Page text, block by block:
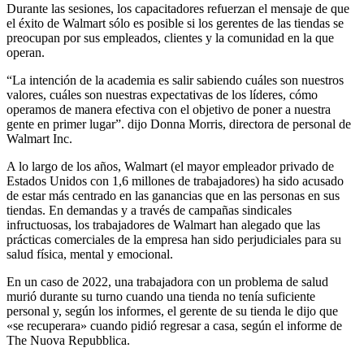
Durante las sesiones, los capacitadores refuerzan el mensaje de que
el éxito de Walmart sólo es posible si los gerentes de las tiendas se
preocupan por sus empleados, clientes y la comunidad en la que
operan.
“La intención de la academia es salir sabiendo cuáles son nuestros
valores, cuáles son nuestras expectativas de los líderes, cómo
operamos de manera efectiva con el objetivo de poner a nuestra
gente en primer lugar”. dijo Donna Morris, directora de personal de
Walmart Inc.
A lo largo de los años, Walmart (el mayor empleador privado de
Estados Unidos con 1,6 millones de trabajadores) ha sido acusado
de estar más centrado en las ganancias que en las personas en sus
tiendas. En demandas y a través de campañas sindicales
infructuosas, los trabajadores de Walmart han alegado que las
prácticas comerciales de la empresa han sido perjudiciales para su
salud física, mental y emocional.
En un caso de 2022, una trabajadora con un problema de salud
murió durante su turno cuando una tienda no tenía suficiente
personal y, según los informes, el gerente de su tienda le dijo que
«se recuperara» cuando pidió regresar a casa, según el informe de
The Nuova Repubblica.